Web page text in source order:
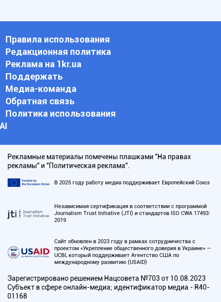
Правила использования
Редакционная политика
Реклама на 1kr.ua
Поддержать
Медиа-команда
Обратная связь
Политика использования
АI
Рекламные материалы помечены плашками "На правах
рекламы" и "Политическая реклама".
В 2025 году работу медиа поддерживает Европейский Союз
Независимая сертификация в соответствии с программой
Journalism Trust Initiative (JTI) и стандартов ISO CWA 17493:
2019
Сайт обновлен в 2023 году в рамках сотрудничества с
проектом «Укрепление общественного доверия в Украине» —
UCBI, который поддерживает Агентство США по
международному развитию (USAID)
Зарегистрировано решением Нацсовета №703 от 10.08.2023
Субъект в сфере онлайн-медиа; идентификатор медиа - R40-
01168